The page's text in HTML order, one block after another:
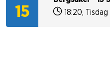
15
18:20,